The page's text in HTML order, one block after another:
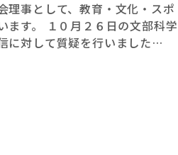
理事として、教育・文化・スポ
ます。 １０月２６日の文部科学
に対して質疑を行いました…